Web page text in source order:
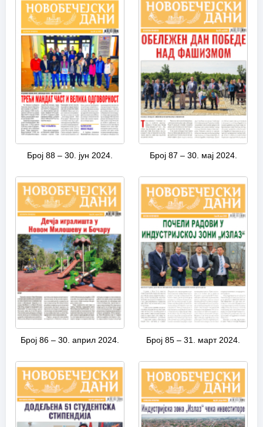
Број 88 – 30. јун 2024. Број 87 – 30. мај 2024.
Број 86 – 30. април 2024. Број 85 – 31. март 2024.